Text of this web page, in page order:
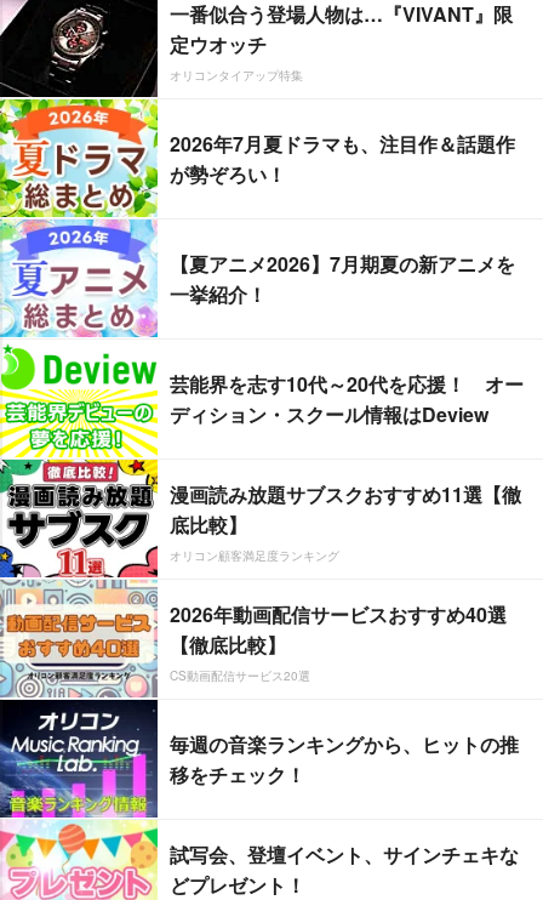
一番似合う登場人物は…『VIVANT』限
定ウオッチ
オリコンタイアップ特集
2026年7月夏ドラマも、注目作＆話題作
が勢ぞろい！
【夏アニメ2026】7月期夏の新アニメを
一挙紹介！
芸能界を志す10代～20代を応援！ オー
ディション・スクール情報はDeview
漫画読み放題サブスクおすすめ11選【徹
底比較】
オリコン顧客満足度ランキング
2026年動画配信サービスおすすめ40選
【徹底比較】
CS動画配信サービス20選
毎週の音楽ランキングから、ヒットの推
移をチェック！
試写会、登壇イベント、サインチェキな
どプレゼント！